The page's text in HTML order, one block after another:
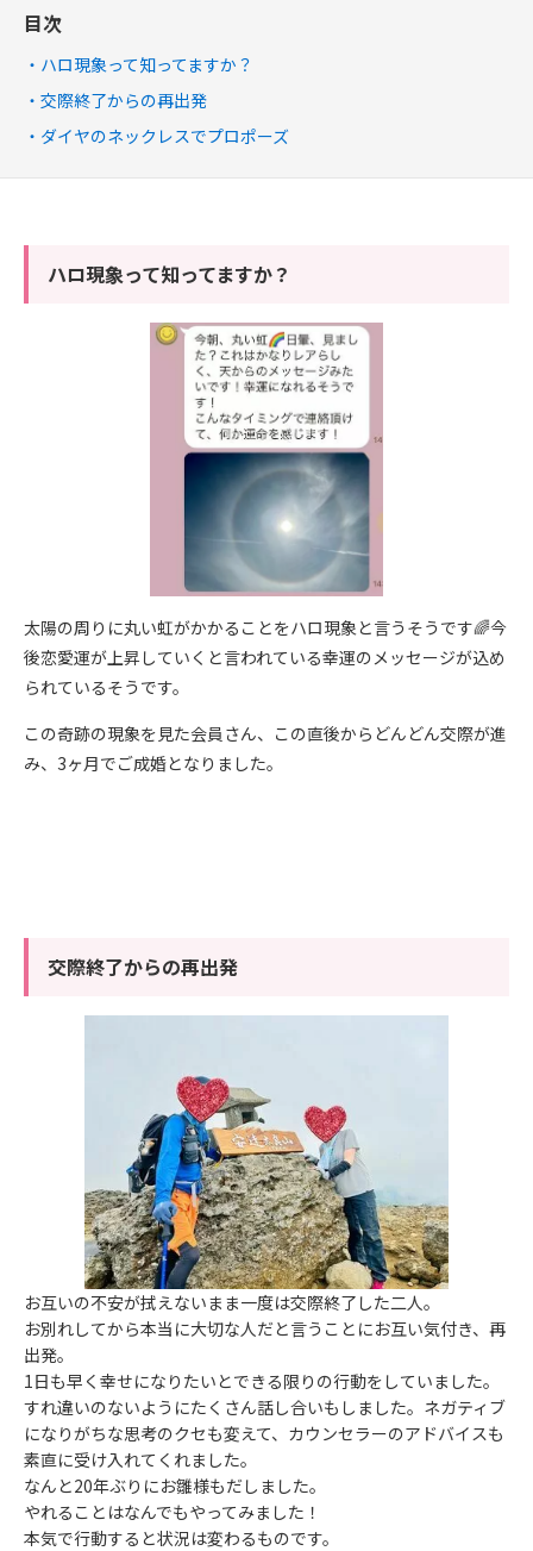
目次
ハロ現象って知ってますか？
交際終了からの再出発
ダイヤのネックレスでプロポーズ
ハロ現象って知ってますか？
太陽の周りに丸い虹がかかることをハロ現象と言うそうです🌈今
後恋愛運が上昇していくと言われている幸運のメッセージが込め
られているそうです。
この奇跡の現象を見た会員さん、この直後からどんどん交際が進
み、3ヶ月でご成婚となりました。
交際終了からの再出発
お互いの不安が拭えないまま一度は交際終了した二人。
お別れしてから本当に大切な人だと言うことにお互い気付き、再
出発。
1日も早く幸せになりたいとできる限りの行動をしていました。
すれ違いのないようにたくさん話し合いもしました。ネガティブ
になりがちな思考のクセも変えて、カウンセラーのアドバイスも
素直に受け入れてくれました。
なんと20年ぶりにお雛様もだしました。
やれることはなんでもやってみました！
本気で行動すると状況は変わるものです。